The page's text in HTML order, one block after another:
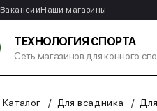
ВакансииНаши магазины
ТЕХНОЛОГИЯ СПОРТА
Сеть магазинов для конного
Каталог Для всадника